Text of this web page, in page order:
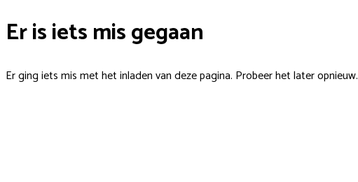
Er is iets mis gegaan
Er ging iets mis met het inladen van deze pagina. Probeer het later opnieuw.